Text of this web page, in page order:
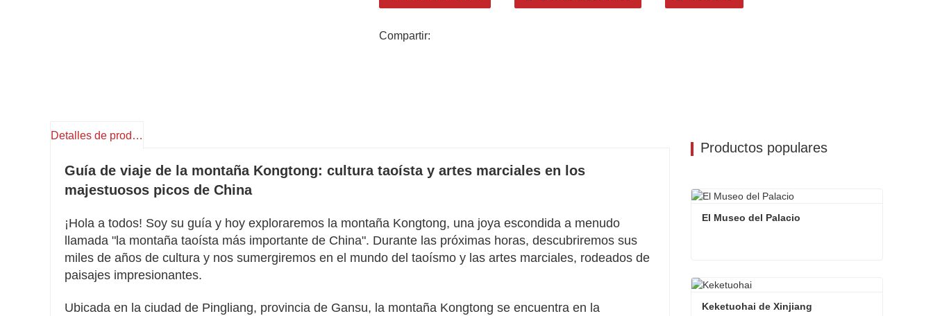
Senderismo por paisajes impresionantes como el poético desfiladero de Tanzheng.
Compartir:
Detalles de producto
Guía de viaje de la montaña Kongtong: cultura taoísta y artes marciales en los
majestuosos picos de China
¡Hola a todos! Soy su guía y hoy exploraremos la montaña Kongtong, una joya escondida a menudo
llamada "la montaña taoísta más importante de China". Durante las próximas horas, descubriremos sus
miles de años de cultura y nos sumergiremos en el mundo del taoísmo y las artes marciales, rodeados de
paisajes impresionantes.
Ubicada en la ciudad de Pingliang, provincia de Gansu, la montaña Kongtong se encuentra en la
Productos populares
El Museo del Palacio
El Museo del Palacio
Contacta ahora
Keketuohai de Xinjiang